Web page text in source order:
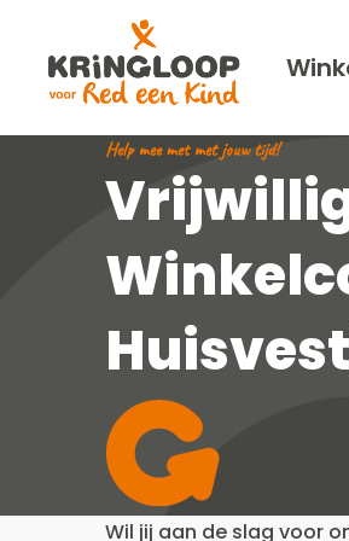
Kringloop
Red
een
Help mee met met jouw tijd!
Wil jij aan de slag voor